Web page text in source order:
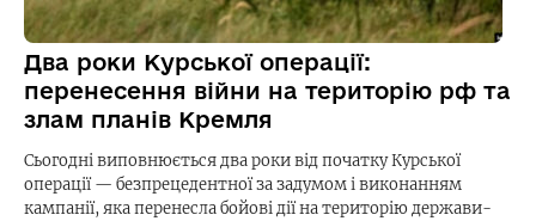
Два роки Курської операції:
перенесення війни на територію рф та
злам планів Кремля
Сьогодні виповнюється два роки від початку Курської
операції — безпрецедентної за задумом і виконанням
кампанії, яка перенесла бойові дії на територію держави-